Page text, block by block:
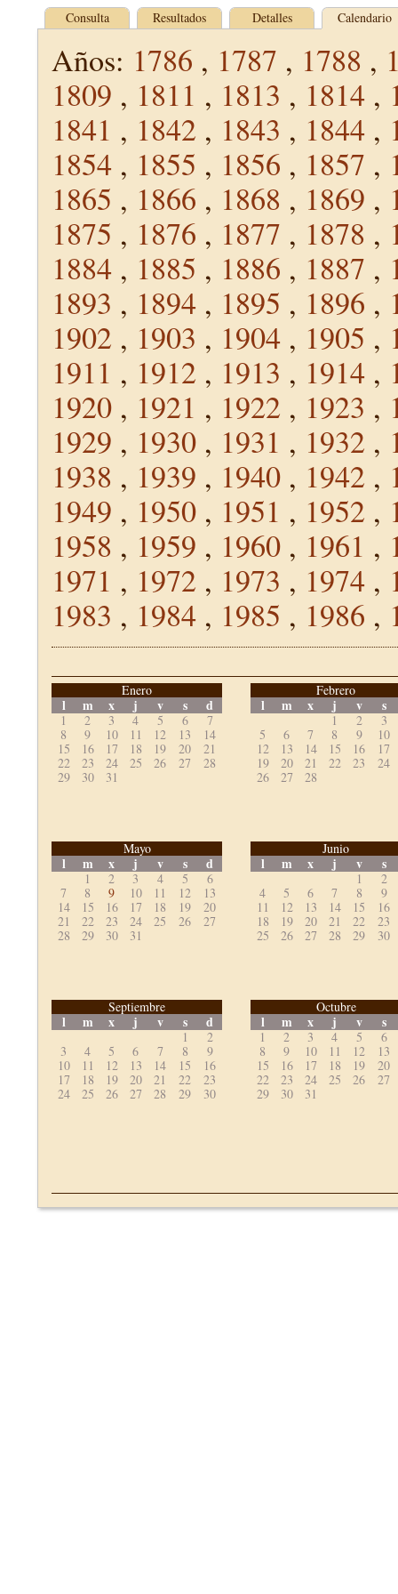
Consulta Resultados Detalles Calendario
Años: 1786 , 1787 , 1788 ,
1809 , 1811 , 1813 , 1814 ,
1841 , 1842 , 1843 , 1844 ,
1854 , 1855 , 1856 , 1857 ,
1865 , 1866 , 1868 , 1869 ,
1875 , 1876 , 1877 , 1878 ,
1884 , 1885 , 1886 , 1887 ,
1893 , 1894 , 1895 , 1896 ,
1902 , 1903 , 1904 , 1905 ,
1911 , 1912 , 1913 , 1914 ,
1920 , 1921 , 1922 , 1923 ,
1929 , 1930 , 1931 , 1932 ,
1938 , 1939 , 1940 , 1942 ,
1949 , 1950 , 1951 , 1952 ,
1958 , 1959 , 1960 , 1961 ,
1971 , 1972 , 1973 , 1974 ,
1983 , 1984 , 1985 , 1986 ,
Enero
l m x j v s d
1 2 3 4 5 6
7
8
9 10 11 12 13
14
15
16 17 18 19 20
21
22
23 24 25 26 27
28
29
30 31
Febrero
l m x j v s
1 2
3
5
6 7 8 9
10
12
13 14 15 16
17
19
20 21 22 23
24
26
27 28
Mayo
l m x j v s d
1 2 3 4 5
6
7
8 9 10 11 12
13
14
15 16 17 18 19
20
21
22 23 24 25 26
27
28
29 30 31
Junio
l m x j v s
1
2
4
5 6 7 8
9
11
12 13 14 15
16
18
19 20 21 22
23
25
26 27 28 29 30
Septiembre
l m x j v s d
1
2
3
4 5 6 7 8
9
10
11 12 13 14 15
16
17
18 19 20 21 22
23
24
25 26 27 28 29 30
Octubre
l m x j v s
1 2 3 4 5
6
8
9 10 11 12
13
15
16 17 18 19
20
22
23 24 25 26
27
29
30 31